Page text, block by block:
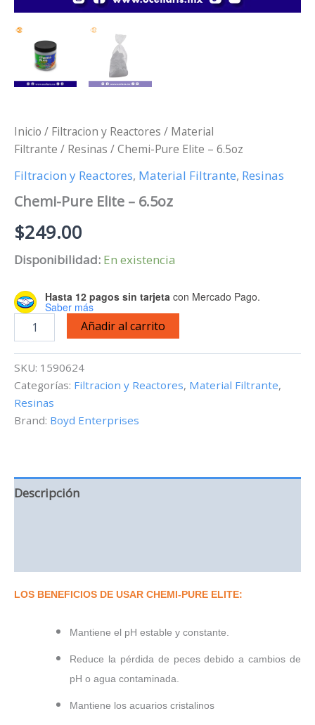
Inicio / Filtracion y Reactores / Material
Filtrante / Resinas / Chemi-Pure Elite – 6.5oz
Filtracion y Reactores, Material Filtrante, Resinas
Chemi-Pure Elite – 6.5oz
$249.00
Disponibilidad: En existencia
Hasta 12 pagos sin tarjeta con Mercado Pago.
Saber más
6.5oz
cantidad
Añadir al carrito
SKU: 1590624
Categorías: Filtracion y Reactores, Material Filtrante,
Resinas
Brand: Boyd Enterprises
Descripción
LOS BENEFICIOS DE USAR CHEMI-PURE ELITE:
Mantiene el pH estable y constante.
Reduce la pérdida de peces debido a cambios de
pH o agua contaminada.
Mantiene los acuarios cristalinos